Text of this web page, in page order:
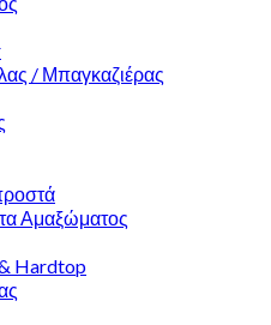
/ Μπαγκαζιέρας
Αμαξώματος
Hardtop